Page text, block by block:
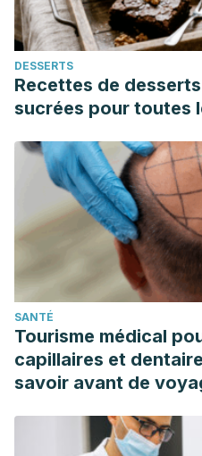
Journal of Clinical Pediatric
Valverde Moya, E. (2022).
años de edad.
Camacho, J. (2019). 36.
CONTRA MANUAL.Revista
Odontología Pediátrica , 31
Luzuriaga Romero, A. L.
en dientes temporarios con
y técnica no instrumentada
de Guayaquil. Facultad
Centeno, J. E. O., &
Pulpectomia: Éxito clínico y
temporales.Revista de
Calderon Arellano, K. L.
tratamientos de pulpotomía
de Guayaquil. Facultad
Garza, N. P. R., Menéndez,
DESSERTS
Recettes de
sucrées pour toutes
SANTÉ
Tourisme médical
capillaires et
savoir avant de